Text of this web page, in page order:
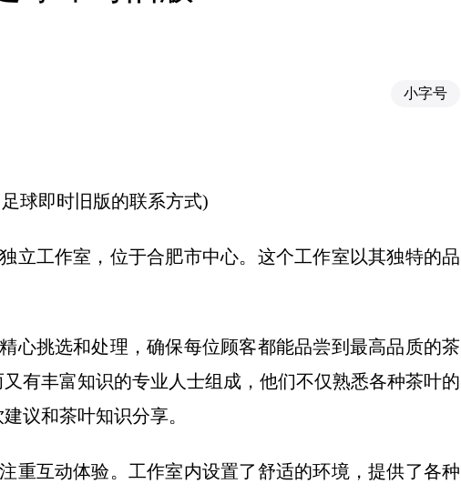
小字号
球即时旧版的联系方式)
立工作室，位于合肥市中心。这个工作室以其独特的品
心挑选和处理，确保每位顾客都能品尝到最高品质的茶
有丰富知识的专业人士组成，他们不仅熟悉各种茶叶的
议和茶叶知识分享。
重互动体验。工作室内设置了舒适的环境，提供了各种